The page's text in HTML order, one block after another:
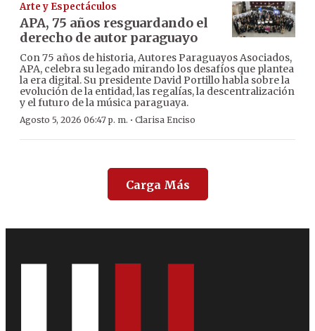
Arte y Espectáculos
APA, 75 años resguardando el
derecho de autor paraguayo
Con 75 años de historia, Autores Paraguayos Asociados,
APA, celebra su legado mirando los desafíos que plantea
la era digital. Su presidente David Portillo habla sobre la
evolución de la entidad, las regalías, la descentralización
y el futuro de la música paraguaya.
Agosto 5, 2026 06:47 p. m. · Clarisa Enciso
Carga Más